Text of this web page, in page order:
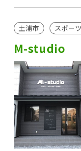
土浦市 スポー
M-studio